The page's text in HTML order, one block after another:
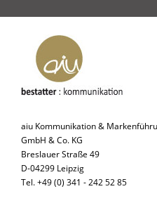
aiu Kommunikation &
GmbH & Co. KG
Breslauer Straße 49
D-04299 Leipzig
Tel. +49 (0) 341 - 242 52 85